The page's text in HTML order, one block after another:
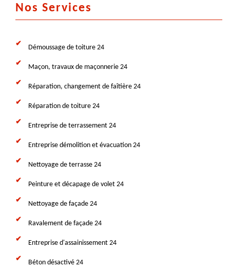
Nos Services
Démoussage de toiture 24
Maçon, travaux de maçonnerie 24
Réparation, changement de faîtière 24
Réparation de toiture 24
Entreprise de terrassement 24
Entreprise démolition et évacuation 24
Nettoyage de terrasse 24
Peinture et décapage de volet 24
Nettoyage de façade 24
Ravalement de façade 24
Entreprise d'assainissement 24
Béton désactivé 24